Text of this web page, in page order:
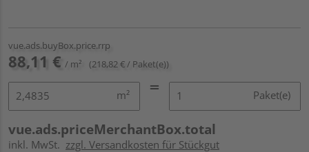
vue.ads.buyBox.price.rrp
88,11 € / m² (218,82 € / Paket(e))
m² Paket(e)
vue.ads.priceMerchantBox.total
inkl. MwSt. zzgl. Versandkosten für Stückgut